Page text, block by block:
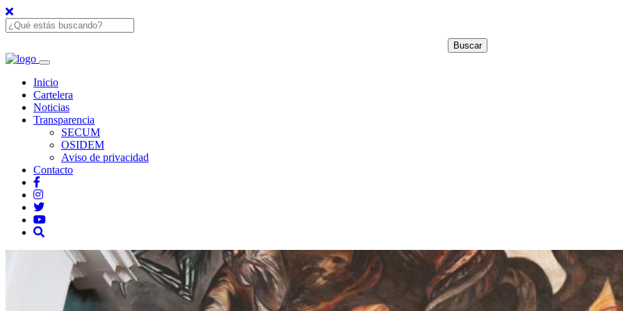
Inicio
Cartelera
Noticias
Transparencia
SECUM
OSIDEM
Aviso de privacidad
Contacto